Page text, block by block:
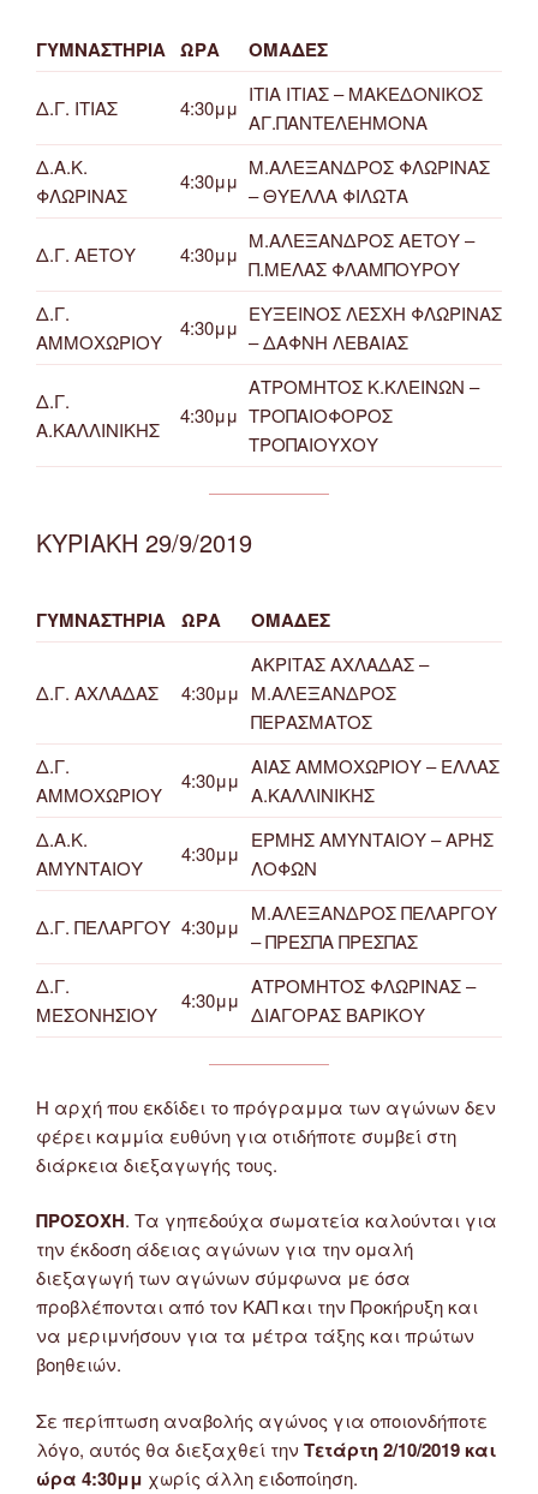
ΓΥΜΝΑΣΤΗΡΙΑ ΩΡΑ ΟΜΑΔΕΣ
Δ.Γ. ΙΤΙΑΣ 4:30μμ
ΙΤΙΑ ΙΤΙΑΣ – ΜΑΚΕΔΟΝΙΚΟΣ
ΑΓ.ΠΑΝΤΕΛΕΗΜΟΝΑ
Δ.Α.Κ.
ΦΛΩΡΙΝΑΣ
4:30μμ
Μ.ΑΛΕΞΑΝΔΡΟΣ ΦΛΩΡΙΝΑΣ
– ΘΥΕΛΛΑ ΦΙΛΩΤΑ
Δ.Γ. ΑΕΤΟΥ 4:30μμ
Μ.ΑΛΕΞΑΝΔΡΟΣ ΑΕΤΟΥ –
Π.ΜΕΛΑΣ ΦΛΑΜΠΟΥΡΟΥ
Δ.Γ.
ΑΜΜΟΧΩΡΙΟΥ
4:30μμ
ΕΥΞΕΙΝΟΣ ΛΕΣΧΗ ΦΛΩΡΙΝΑΣ
– ΔΑΦΝΗ ΛΕΒΑΙΑΣ
Δ.Γ.
Α.ΚΑΛΛΙΝΙΚΗΣ
4:30μμ
ΑΤΡΟΜΗΤΟΣ Κ.ΚΛΕΙΝΩΝ –
ΤΡΟΠΑΙΟΦΟΡΟΣ
ΤΡΟΠΑΙΟΥΧΟΥ
ΚΥΡΙΑΚΗ 29/9/2019
ΓΥΜΝΑΣΤΗΡΙΑ ΩΡΑ ΟΜΑΔΕΣ
Δ.Γ. ΑΧΛΑΔΑΣ 4:30μμ
ΑΚΡΙΤΑΣ ΑΧΛΑΔΑΣ –
Μ.ΑΛΕΞΑΝΔΡΟΣ
ΠΕΡΑΣΜΑΤΟΣ
Δ.Γ.
ΑΜΜΟΧΩΡΙΟΥ
4:30μμ
ΑΙΑΣ ΑΜΜΟΧΩΡΙΟΥ – ΕΛΛΑΣ
Α.ΚΑΛΛΙΝΙΚΗΣ
Δ.Α.Κ.
ΑΜΥΝΤΑΙΟΥ
4:30μμ
ΕΡΜΗΣ ΑΜΥΝΤΑΙΟΥ – ΑΡΗΣ
ΛΟΦΩΝ
Δ.Γ. ΠΕΛΑΡΓΟΥ 4:30μμ
Μ.ΑΛΕΞΑΝΔΡΟΣ ΠΕΛΑΡΓΟΥ
– ΠΡΕΣΠΑ ΠΡΕΣΠΑΣ
Δ.Γ.
ΜΕΣΟΝΗΣΙΟΥ
4:30μμ
ΑΤΡΟΜΗΤΟΣ ΦΛΩΡΙΝΑΣ –
ΔΙΑΓΟΡΑΣ ΒΑΡΙΚΟΥ
Η αρχή που εκδίδει το πρόγραμμα των αγώνων δεν
φέρει καμμία ευθύνη για οτιδήποτε συμβεί στη
διάρκεια διεξαγωγής τους.
ΠΡΟΣΟΧΗ. Τα γηπεδούχα σωματεία καλούνται για
την έκδοση άδειας αγώνων για την ομαλή
διεξαγωγή των αγώνων σύμφωνα με όσα
προβλέπονται από τον ΚΑΠ και την Προκήρυξη και
να μεριμνήσουν για τα μέτρα τάξης και πρώτων
βοηθειών.
Σε περίπτωση αναβολής αγώνος για οποιονδήποτε
λόγο, αυτός θα διεξαχθεί την Τετάρτη 2/10/2019 και
ώρα 4:30μμ χωρίς άλλη ειδοποίηση.